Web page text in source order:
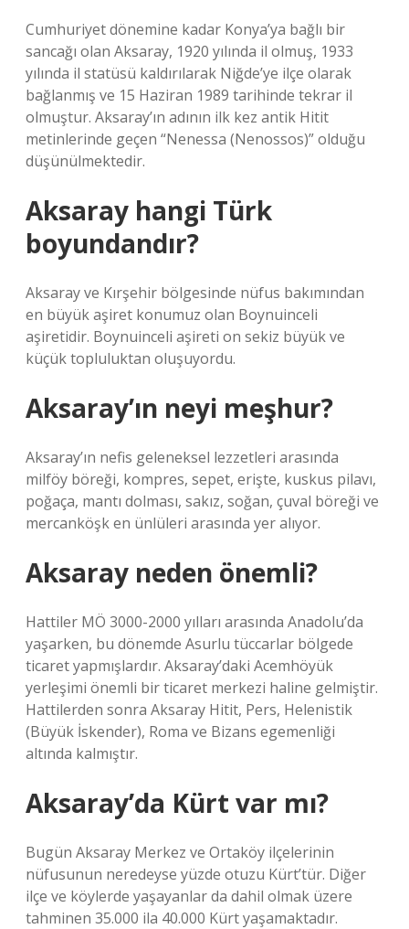
Cumhuriyet dönemine kadar Konya’ya bağlı bir
sancağı olan Aksaray, 1920 yılında il olmuş, 1933
yılında il statüsü kaldırılarak Niğde’ye ilçe olarak
bağlanmış ve 15 Haziran 1989 tarihinde tekrar il
olmuştur. Aksaray’ın adının ilk kez antik Hitit
metinlerinde geçen “Nenessa (Nenossos)” olduğu
düşünülmektedir.
Aksaray hangi Türk
boyundandır?
Aksaray ve Kırşehir bölgesinde nüfus bakımından
en büyük aşiret konumuz olan Boynuinceli
aşiretidir. Boynuinceli aşireti on sekiz büyük ve
küçük topluluktan oluşuyordu.
Aksaray’ın neyi meşhur?
Aksaray’ın nefis geleneksel lezzetleri arasında
milföy böreği, kompres, sepet, erişte, kuskus pilavı,
poğaça, mantı dolması, sakız, soğan, çuval böreği ve
mercanköşk en ünlüleri arasında yer alıyor.
Aksaray neden önemli?
Hattiler MÖ 3000-2000 yılları arasında Anadolu’da
yaşarken, bu dönemde Asurlu tüccarlar bölgede
ticaret yapmışlardır. Aksaray’daki Acemhöyük
yerleşimi önemli bir ticaret merkezi haline gelmiştir.
Hattilerden sonra Aksaray Hitit, Pers, Helenistik
(Büyük İskender), Roma ve Bizans egemenliği
altında kalmıştır.
Aksaray’da Kürt var mı?
Bugün Aksaray Merkez ve Ortaköy ilçelerinin
nüfusunun neredeyse yüzde otuzu Kürt’tür. Diğer
ilçe ve köylerde yaşayanlar da dahil olmak üzere
tahminen 35.000 ila 40.000 Kürt yaşamaktadır.